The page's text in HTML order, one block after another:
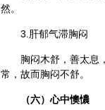
然。
3.肝郁气滞胸闷
胸闷木舒，善太息
常，故而胸闷不舒。
（六）心中懊憹